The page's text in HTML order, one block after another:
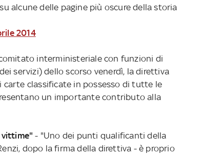
alcune delle pagine più oscure della storia
2014
interministeriale con funzioni di
servizi) dello scorso venerdì, la direttiva
classificate in possesso di tutte le
un importante contributo alla
vittime" - "Uno dei punti qualificanti della
dopo la firma della direttiva - è proprio